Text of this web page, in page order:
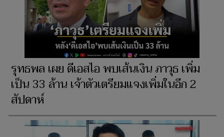
รุทธพล เผย ดีเอสไอ พบเส้นเงิน ภาวุธ เพิ่ม
เป็น 33 ล้าน เจ้าตัวเตรียมแจงเพิ่มในอีก 2
สัปดาห์